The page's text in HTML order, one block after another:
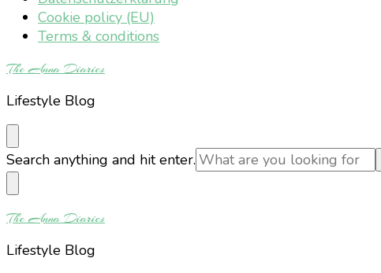
Cookie policy (EU)
Terms & conditions
The Anna Diaries
Lifestyle Blog
Looking
for
Something?
Search anything and hit enter.
The Anna Diaries
Lifestyle Blog